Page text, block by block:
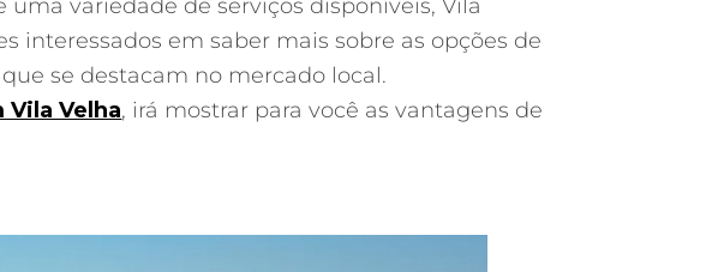
variedade de serviços disponíveis, Vila
interessados em saber mais sobre as opções de
se destacam no mercado local.
Velha, irá mostrar para você as vantagens de